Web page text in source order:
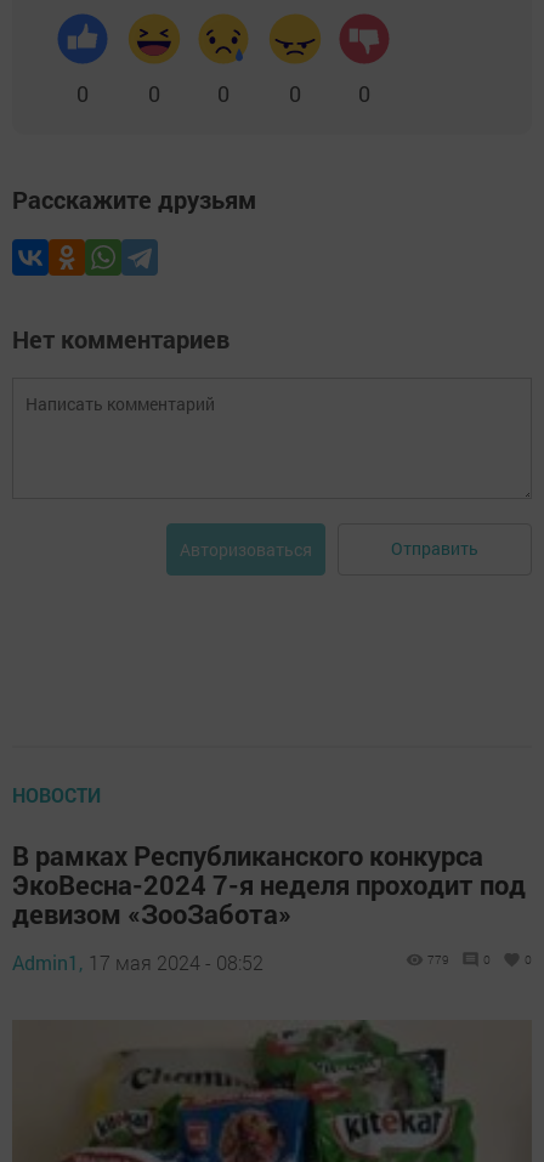
0 0 0 0 0
Расскажите друзьям
Нет комментариев
Авторизоваться Отправить
НОВОСТИ
В рамках Республиканского конкурса
ЭкоВесна-2024 7-я неделя проходит под
девизом «ЗооЗабота»
Admin1, 17 мая 2024 - 08:52 779 0 0